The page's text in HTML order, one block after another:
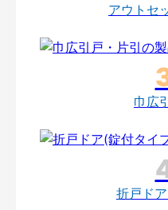
アウトセ
巾広
折戸ド